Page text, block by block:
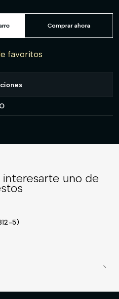
Comprar ahora
favoritos
uno de
5)